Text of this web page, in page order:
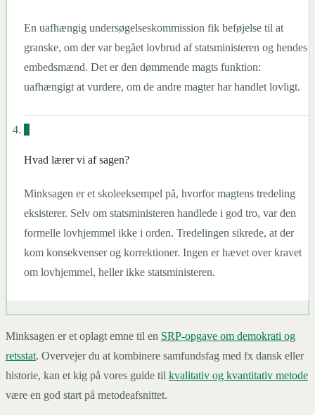
En uafhængig undersøgelseskommission fik beføjelse til at
granske, om der var begået lovbrud af statsministeren og hendes
embedsmænd. Det er den dømmende magts funktion:
uafhængigt at vurdere, om de andre magter har handlet lovligt.
4
Hvad lærer vi af sagen?
Minksagen er et skoleeksempel på, hvorfor magtens tredeling
eksisterer. Selv om statsministeren handlede i god tro, var den
formelle lovhjemmel ikke i orden. Tredelingen sikrede, at der
kom konsekvenser og korrektioner. Ingen er hævet over kravet
om lovhjemmel, heller ikke statsministeren.
Minksagen er et oplagt emne til en SRP-opgave om demokrati og
retsstat. Overvejer du at kombinere samfundsfag med fx dansk eller
historie, kan et kig på vores guide til kvalitativ og kvantitativ metode
være en god start på metodeafsnittet.